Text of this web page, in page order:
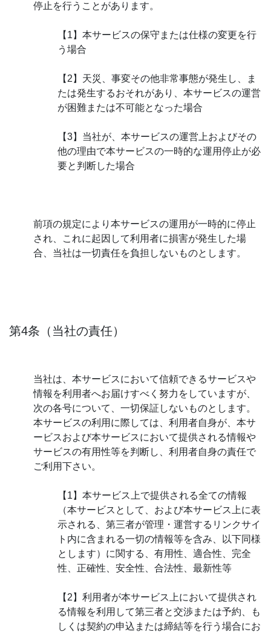
停止を行うことがあります。
【1】本サービスの保守または仕様の変更を行
う場合
【2】天災、事変その他非常事態が発生し、ま
たは発生するおそれがあり、本サービスの運営
が困難または不可能となった場合
【3】当社が、本サービスの運営上およびその
他の理由で本サービスの一時的な運用停止が必
要と判断した場合
前項の規定により本サービスの運用が一時的に停止
され、これに起因して利用者に損害が発生した場
合、当社は一切責任を負担しないものとします。
第4条（当社の責任）
当社は、本サービスにおいて信頼できるサービスや
情報を利用者へお届けすべく努力をしていますが、
次の各号について、一切保証しないものとします。
本サービスの利用に際しては、利用者自身が、本サ
ービスおよび本サービスにおいて提供される情報や
サービスの有用性等を判断し、利用者自身の責任で
ご利用下さい。
【1】本サービス上で提供される全ての情報
（本サービスとして、および本サービス上に表
示される、第三者が管理・運営するリンクサイ
ト内に含まれる一切の情報等を含み、以下同様
とします）に関する、有用性、適合性、完全
性、正確性、安全性、合法性、最新性等
【2】利用者が本サービス上において提供され
る情報を利用して第三者と交渉または予約、も
しくは契約の申込または締結等を行う場合にお